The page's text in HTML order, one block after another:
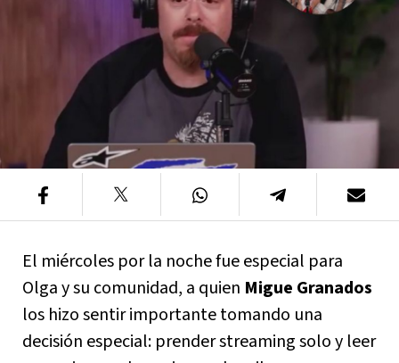
El miércoles por la noche fue especial para
Olga y su comunidad, a quien Migue Granados
los hizo sentir importante tomando una
decisión especial: prender streaming solo y leer